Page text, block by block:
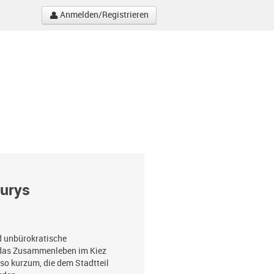
Anmelden/Registrieren
unbürokratische
Zusammenleben im Kiez
kurzum, die dem Stadtteil